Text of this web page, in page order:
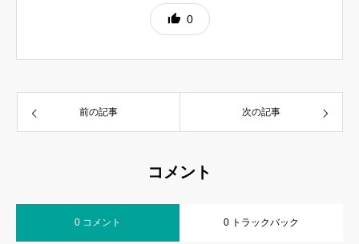
0
前の記事 次の記事
コメント
0 コメント 0 トラックバック